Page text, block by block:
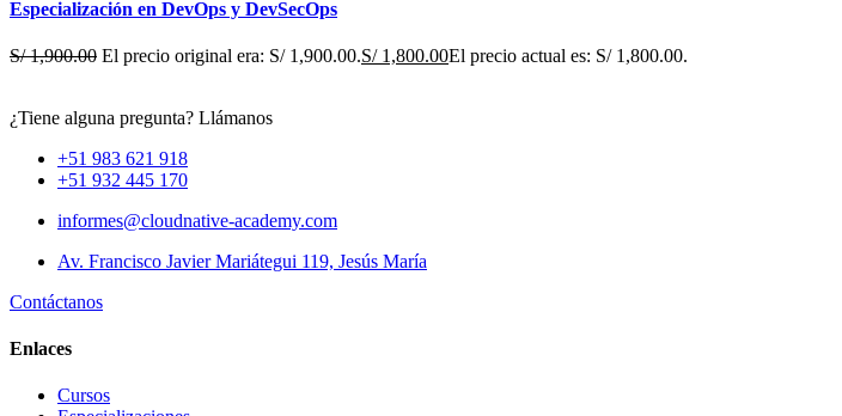
Especialización en DevOps y DevSecOps
S/1,900.00 El precio original era: S/ 1,900.00.S/1,800.00El precio actual es: S/ 1,800.00.
¿Tiene alguna pregunta? Llámanos
+51 983 621 918
+51 932 445 170
informes@cloudnative-academy.com
Av. Francisco Javier Mariátegui 119, Jesús María
Contáctanos
Enlaces
Cursos